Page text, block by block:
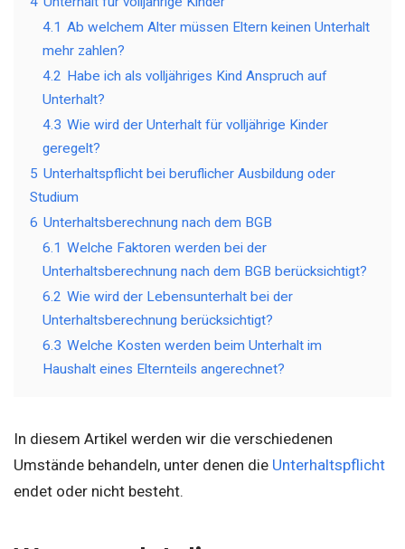
4.1 Ab welchem Alter müssen Eltern keinen Unterhalt
mehr zahlen?
4.2 Habe ich als volljähriges Kind Anspruch auf
Unterhalt?
4.3 Wie wird der Unterhalt für volljährige Kinder
geregelt?
5 Unterhaltspflicht bei beruflicher Ausbildung oder
Studium
6 Unterhaltsberechnung nach dem BGB
6.1 Welche Faktoren werden bei der
Unterhaltsberechnung nach dem BGB berücksichtigt?
6.2 Wie wird der Lebensunterhalt bei der
Unterhaltsberechnung berücksichtigt?
6.3 Welche Kosten werden beim Unterhalt im
Haushalt eines Elternteils angerechnet?
In diesem Artikel werden wir die verschiedenen
Umstände behandeln, unter denen die Unterhaltspflicht
endet oder nicht besteht.